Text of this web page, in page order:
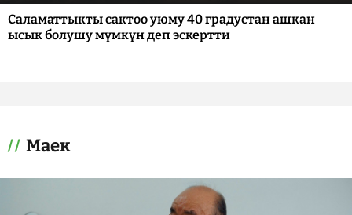
Саламаттыкты сактоо уюму 40 градустан ашкан
ысык болушу мүмкүн деп эскертти
Маек